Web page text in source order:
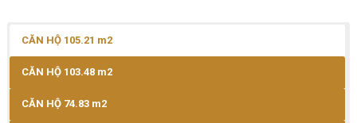
CĂN HỘ 105.21 m2
CĂN HỘ 103.48 m2
CĂN HỘ 74.83 m2